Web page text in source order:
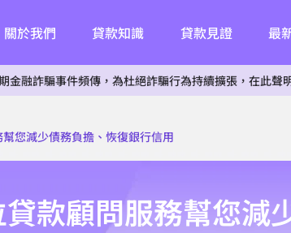
關於我們 貸款知識 貸款見證 最
事件頻傳，為杜絕詐騙行為持續擴張，在此聲明【1.台
您減少債務負擔、恢復銀行信用
款顧問服務幫您減